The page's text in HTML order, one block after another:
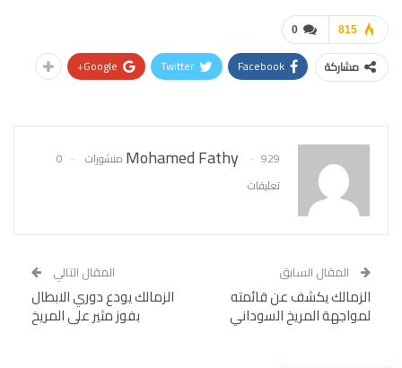
0 815
مشاركة Facebook
Twitter
Google+
Mohamed Fathy 929 منشورات
0
تعليقات
المقال السابق
الزمالك يكشف عن قائمته
لمواجهة المريخ السوداني
المقال التالي
الزمالك يودع دوري الابطال
بفوز مثير على المريخ